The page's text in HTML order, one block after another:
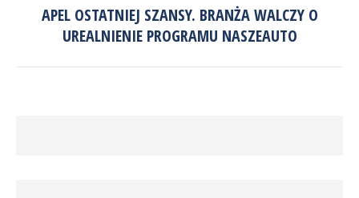
Następny
wpis:
APEL OSTATNIEJ SZANSY. BRANŻA WALCZY O
UREALNIENIE PROGRAMU NASZEAUTO